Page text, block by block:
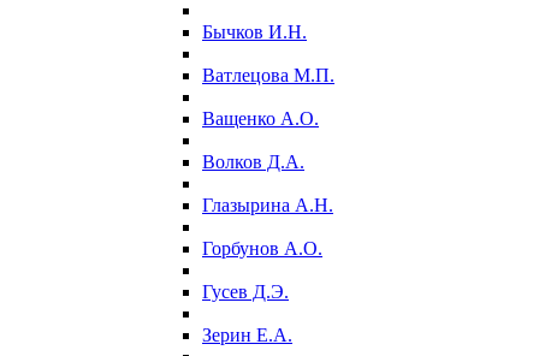
Бычков И.Н.
Ватлецова М.П.
Ващенко А.О.
Волков Д.А.
Глазырина А.Н.
Горбунов А.О.
Гусев Д.Э.
Зерин Е.А.